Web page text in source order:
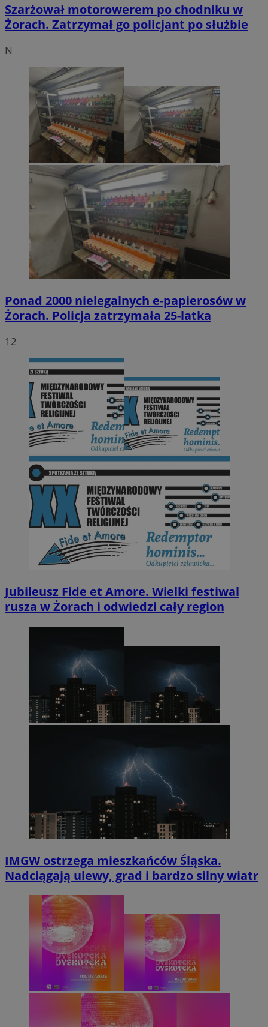
Szarżował motorowerem po chodniku w
Żorach. Zatrzymał go policjant po służbie
N
Ponad 2000 nielegalnych e-papierosów w
Żorach. Policja zatrzymała 25-latka
12
Jubileusz Fide et Amore. Wielki festiwal
rusza w Żorach i odwiedzi cały region
IMGW ostrzega mieszkańców Śląska.
Nadciągają ulewy, grad i bardzo silny wiatr